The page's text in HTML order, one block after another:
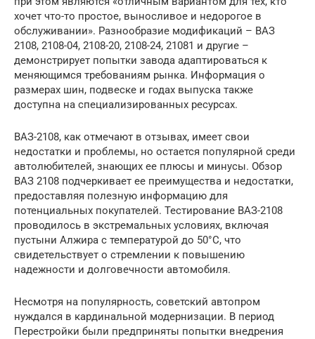
хочет что-то простое, выносливое и недорогое в
обслуживании». Разнообразие модификаций – ВАЗ
2108, 2108-04, 2108-20, 2108-24, 21081 и другие –
демонстрирует попытки завода адаптироваться к
меняющимся требованиям рынка. Информация о
размерах шин, подвеске и годах выпуска также
доступна на специализированных ресурсах.
ВАЗ-2108, как отмечают в отзывах, имеет свои
недостатки и проблемы, но остается популярной среди
автолюбителей, знающих ее плюсы и минусы. Обзор
ВАЗ 2108 подчеркивает ее преимущества и недостатки,
предоставляя полезную информацию для
потенциальных покупателей. Тестирование ВАЗ-2108
проводилось в экстремальных условиях, включая
пустыни Алжира с температурой до 50°C, что
свидетельствует о стремлении к повышению
надежности и долговечности автомобиля.
Несмотря на популярность, советский автопром
нуждался в кардинальной модернизации. В период
Перестройки были предприняты попытки внедрения